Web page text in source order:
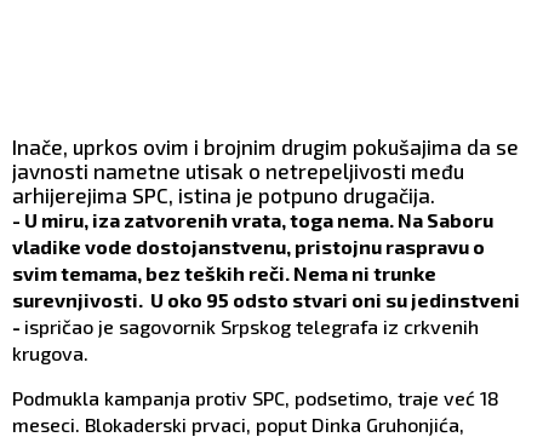
Inače, uprkos ovim i brojnim drugim pokušajima da se
javnosti nametne utisak o netrepeljivosti među
arhijerejima SPC, istina je potpuno drugačija.
- U miru, iza zatvorenih vrata, toga nema. Na Saboru
vladike vode dostojanstvenu, pristojnu raspravu o
svim temama, bez teških reči. Nema ni trunke
surevnjivosti. U oko 95 odsto stvari oni su jedinstveni
- ispričao je sagovornik Srpskog telegrafa iz crkvenih
krugova.
Podmukla kampanja protiv SPC, podsetimo, traje već 18
meseci. Blokaderski prvaci, poput Dinka Gruhonjića,